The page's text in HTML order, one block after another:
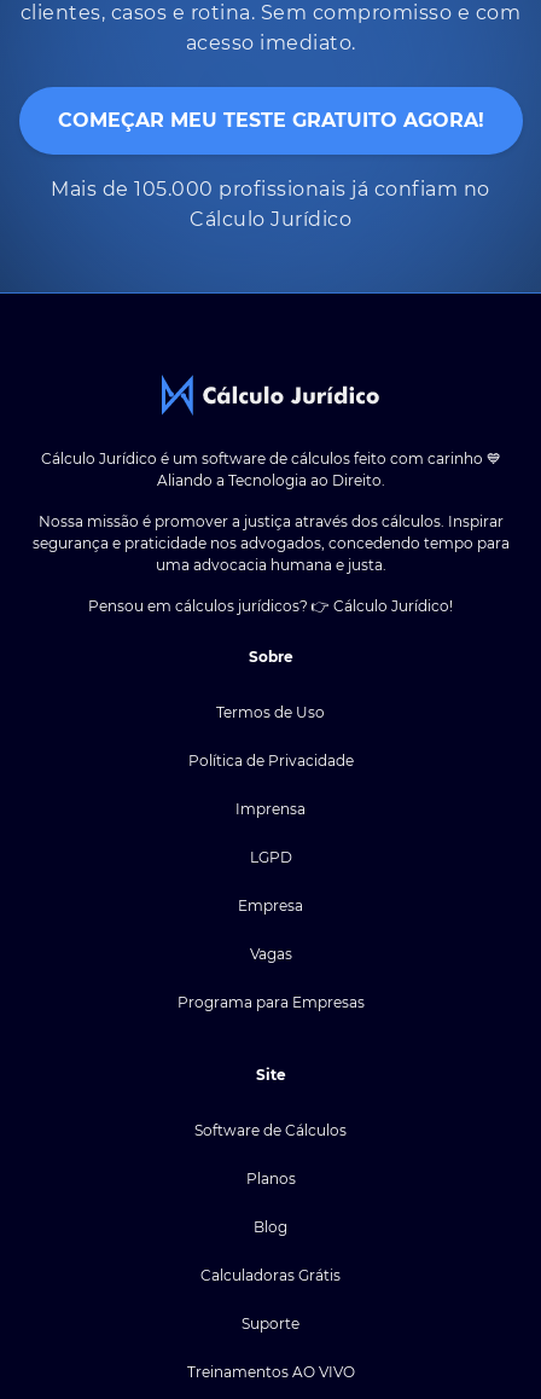
clientes, casos e rotina. Sem compromisso e com
acesso imediato.
COMEÇAR MEU TESTE GRATUITO AGORA!
Mais de 105.000 profissionais já confiam no
Cálculo Jurídico
Cálculo Jurídico é um software de cálculos feito com carinho 💙
Aliando a Tecnologia ao Direito.
Nossa missão é promover a justiça através dos cálculos. Inspirar
segurança e praticidade nos advogados, concedendo tempo para
uma advocacia humana e justa.
Pensou em cálculos jurídicos? 👉 Cálculo Jurídico!
Sobre
Termos de Uso
Política de Privacidade
Imprensa
LGPD
Empresa
Vagas
Programa para Empresas
Site
Software de Cálculos
Planos
Blog
Calculadoras Grátis
Suporte
Treinamentos AO VIVO